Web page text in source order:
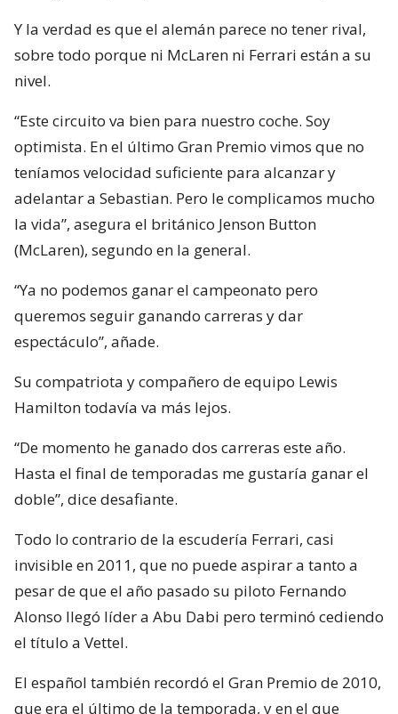
Y la verdad es que el alemán parece no tener rival,
sobre todo porque ni McLaren ni Ferrari están a su
nivel.
“Este circuito va bien para nuestro coche. Soy
optimista. En el último Gran Premio vimos que no
teníamos velocidad suficiente para alcanzar y
adelantar a Sebastian. Pero le complicamos mucho
la vida”, asegura el británico Jenson Button
(McLaren), segundo en la general.
“Ya no podemos ganar el campeonato pero
queremos seguir ganando carreras y dar
espectáculo”, añade.
Su compatriota y compañero de equipo Lewis
Hamilton todavía va más lejos.
“De momento he ganado dos carreras este año.
Hasta el final de temporadas me gustaría ganar el
doble”, dice desafiante.
Todo lo contrario de la escudería Ferrari, casi
invisible en 2011, que no puede aspirar a tanto a
pesar de que el año pasado su piloto Fernando
Alonso llegó líder a Abu Dabi pero terminó cediendo
el título a Vettel.
El español también recordó el Gran Premio de 2010,
que era el último de la temporada, y en el que